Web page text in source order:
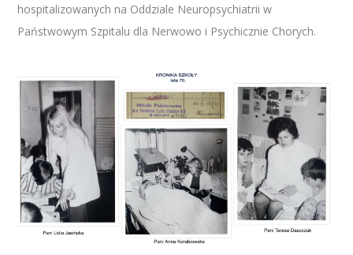
hospitalizowanych na Oddziale Neuropsychiatrii w
Państwowym Szpitalu dla Nerwowo i Psychicznie Chorych.